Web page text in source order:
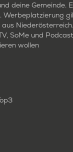
deine Gemeinde.
Werbeplatzierung
SoMe und
wollen